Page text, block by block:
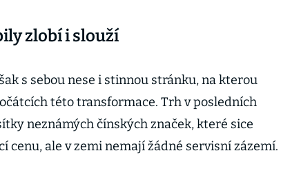
zlobí i slouží
s sebou nese i stinnou stránku, na kterou
této transformace. Trh v posledních
neznámých čínských značek, které sice
cenu, ale v zemi nemají žádné servisní zázemí.